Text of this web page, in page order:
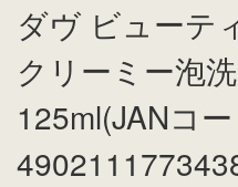
ダヴ ビューテ
クリーミー泡
125ml(JANコー